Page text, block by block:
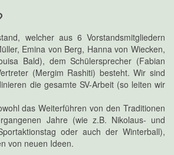
welcher aus 6 Vorstandsmitgliedern
Emina von Berg, Hanna von Wiecken,
Bald), dem Schülersprecher (Fabian
(Mergim Rashiti) besteht. Wir sind
die gesamte SV-Arbeit (so leiten wir
das Weiterführen von den Traditionen
Jahre (wie z.B. Nikolaus- und
oder auch der Winterball),
von neuen Ideen.